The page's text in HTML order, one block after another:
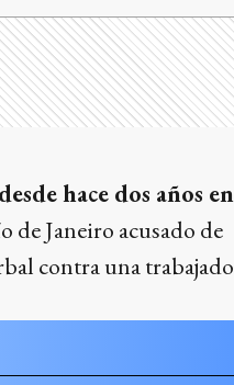
hace dos años en
de Janeiro acusado de
contra una